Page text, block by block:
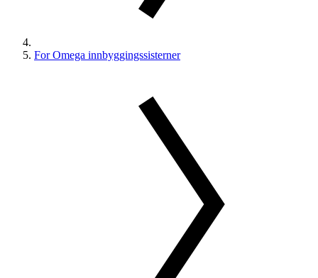
For Omega innbyggingssisterner